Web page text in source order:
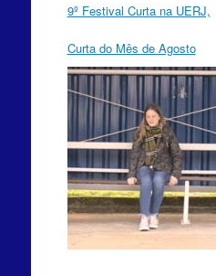
9º Festival Curta na UERJ,
Curta do Mês de Agosto